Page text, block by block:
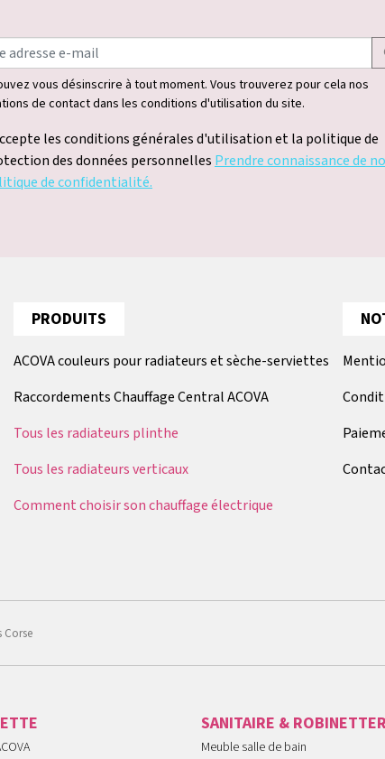
vous désinscrire à tout moment. Vous trouverez pour cela nos
de contact dans les conditions d'utilisation du site.
les conditions générales d'utilisation et la politique de
des données personnelles Prendre connaissance de
de confidentialité.
PRODUITS
ACOVA couleurs pour radiateurs et sèche-serviettes
Raccordements Chauffage Central ACOVA
Tous les radiateurs plinthe
Tous les radiateurs verticaux
Comment choisir son chauffage électrique
SANITAIRE &
Meuble salle de bain